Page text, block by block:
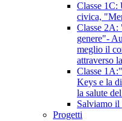
Classe 1C:
civica,
Classe 2A:
genere"-
meglio il
attraverso
Classe
Keys e la
la salute
Salviamo il
Progetti